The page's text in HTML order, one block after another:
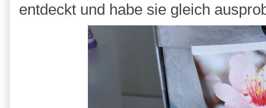
entdeckt und habe sie gleich